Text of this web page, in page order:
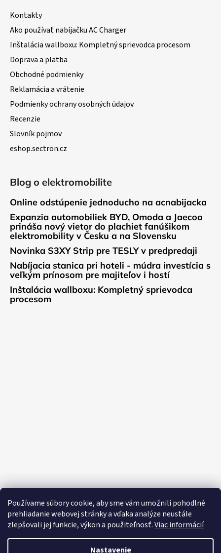
Používame súbory cookie, aby sme vám umožnili pohodlné
prehliadanie webovej stránky a vďaka analýze neustále
zlepšovali jej funkcie, výkon a použiteľnosť.Viac informácií
Nastavenie
Kontakty
Ako používať nabíjačku AC Charger
Inštalácia wallboxu: Kompletný sprievodca procesom
Doprava a platba
Obchodné podmienky
Reklamácia a vrátenie
Podmienky ochrany osobných údajov
Recenzie
Slovník pojmov
eshop.sectron.cz
Blog o elektromobilite
Online odstúpenie jednoducho na acnabijacka
Expanzia automobiliek BYD, Omoda a Jaecoo
prináša nový vietor do plachiet fanúšikom
elektromobility v Česku a na Slovensku
Novinka S3XY Strip pre TESLY v predpredaji
Nabíjacia stanica pri hoteli - múdra investícia s
veľkým prínosom pre majiteľov i hostí
Inštalácia wallboxu: Kompletný sprievodca
procesom
O spoločnosti SECTRON Naša výroba SECTRON Care
Recenzie Katalóg internetových stránok
Reklamácia a vrátenie